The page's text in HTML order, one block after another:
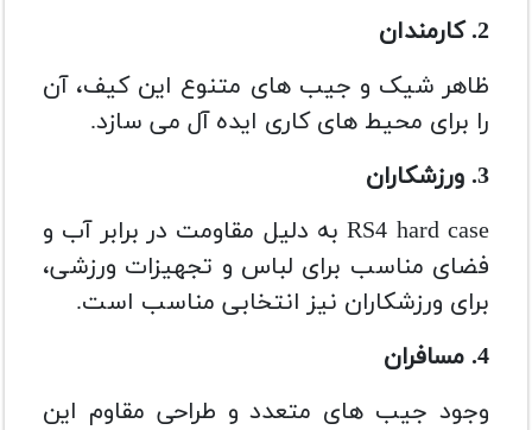
2. کارمندان
ظاهر شیک و جیب های متنوع این کیف، آن
را برای محیط های کاری ایده آل می سازد.
3. ورزشکاران
RS4 hard case به دلیل مقاومت در برابر آب و
فضای مناسب برای لباس و تجهیزات ورزشی،
برای ورزشکاران نیز انتخابی مناسب است.
4. مسافران
وجود جیب های متعدد و طراحی مقاوم این